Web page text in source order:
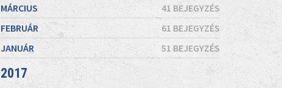
MÁRCIUS
41 BEJEGYZÉS
FEBRUÁR
61 BEJEGYZÉS
JANUÁR
51 BEJEGYZÉS
2017